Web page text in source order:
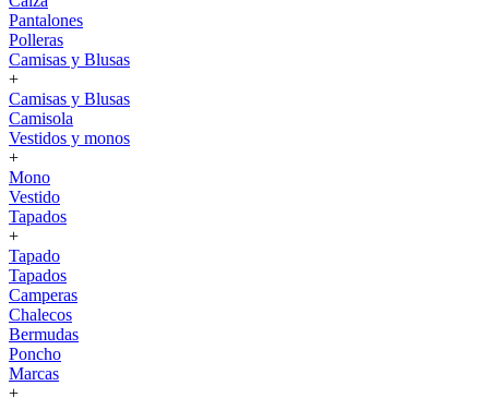
Pantalones
Polleras
Camisas y Blusas
+
Camisas y Blusas
Camisola
Vestidos y monos
+
Mono
Vestido
Tapados
+
Tapado
Tapados
Camperas
Chalecos
Bermudas
Poncho
Marcas
+